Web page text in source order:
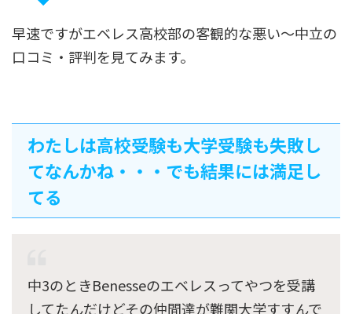
早速ですがエベレス高校部の客観的な悪い〜中立の
口コミ・評判を見てみます。
わたしは高校受験も大学受験も失敗し
てなんかね・・・でも結果には満足し
てる
中3のときBenesseのエベレスってやつを受講
してたんだけどその仲間達が難関大学すすんで